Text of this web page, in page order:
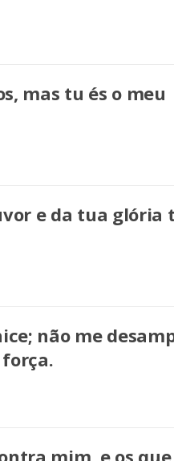
mas tu és o meu
e da tua glória
não me
mim, e os que